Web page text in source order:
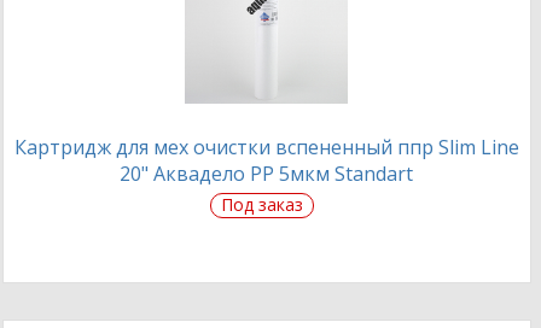
Картридж для мех очистки вспененный ппр Slim Line
20" Аквадело PP 5мкм Standart
Под заказ